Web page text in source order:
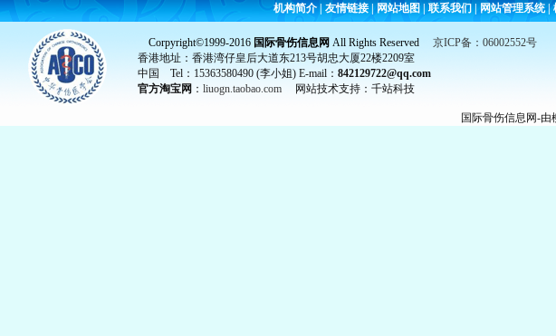
机构简介|友情链接|网站地图|联系我们|网站管理系统|
Corpyright©1999-2016 国际骨伤信息网 All Rights Reserved
京ICP备：06002552号
香港地址：香港湾仔皇后大道东213号胡忠大厦22楼2209室
中国 Tel：15363580490 (李小姐) E-mail： 842129722@qq.com
官方淘宝网 ： liuogn.taobao.com 网站技术支持：千站科技
国际骨伤信息网-由